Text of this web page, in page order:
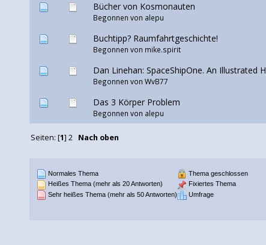
Bücher von Kosmonauten
Begonnen von alepu
Buchtipp? Raumfahrtgeschichte!
Begonnen von mike.spirit
Dan Linehan: SpaceShipOne. An Illustrated
Begonnen von WvB77
Das 3 Körper Problem
Begonnen von alepu
Seiten: [1]2 Nach oben
Normales Thema
Heißes Thema (mehr als 20 Antworten)
Sehr heißes Thema (mehr als 50 Antworten)
Thema geschlossen
Fixiertes Thema
Umfrage